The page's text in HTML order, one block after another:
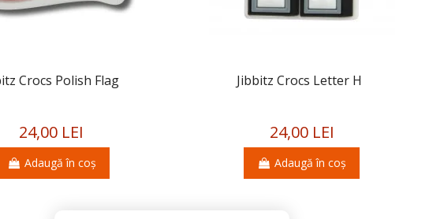
Crocs Polish Flag
24,00 LEI
Adaugă în coș
Jibbitz Crocs Letter H
24,00 LEI
Adaugă în coș